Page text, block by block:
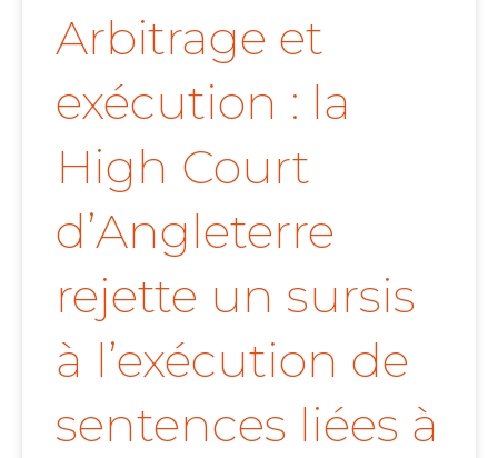
Arbitrage et
exécution : la
High Court
d’Angleterre
rejette un sursis
à l’exécution de
sentences liées à